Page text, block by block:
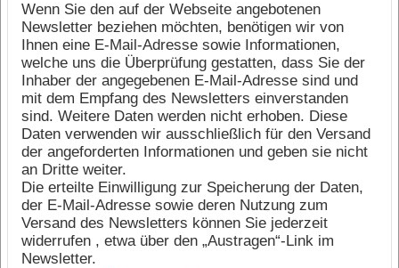
Wenn Sie den auf der Webseite angebotenen
Newsletter beziehen möchten, benötigen wir von
Ihnen eine E-Mail-Adresse sowie Informationen,
welche uns die Überprüfung gestatten, dass Sie der
Inhaber der angegebenen E-Mail-Adresse sind und
mit dem Empfang des Newsletters einverstanden
sind. Weitere Daten werden nicht erhoben. Diese
Daten verwenden wir ausschließlich für den Versand
der angeforderten Informationen und geben sie nicht
an Dritte weiter.
Die erteilte Einwilligung zur Speicherung der Daten,
der E-Mail-Adresse sowie deren Nutzung zum
Versand des Newsletters können Sie jederzeit
widerrufen , etwa über den „Austragen“-Link im
Newsletter.